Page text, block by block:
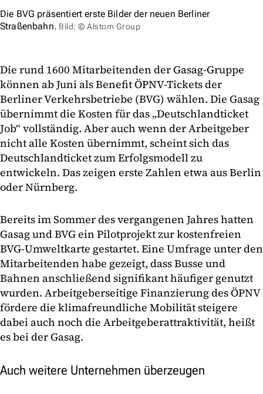
Die BVG präsentiert erste Bilder der neuen Berliner
Straßenbahn. Bild: © Alstom Group
Die rund 1600 Mitarbeitenden der Gasag-Gruppe
können ab Juni als Benefit ÖPNV-Tickets der
Berliner Verkehrsbetriebe (BVG) wählen. Die Gasag
übernimmt die Kosten für das „Deutschlandticket
Job“ vollständig. Aber auch wenn der Arbeitgeber
nicht alle Kosten übernimmt, scheint sich das
Deutschlandticket zum Erfolgsmodell zu
entwickeln. Das zeigen erste Zahlen etwa aus Berlin
oder Nürnberg.
Bereits im Sommer des vergangenen Jahres hatten
Gasag und BVG ein Pilotprojekt zur kostenfreien
BVG-Umweltkarte gestartet. Eine Umfrage unter den
Mitarbeitenden habe gezeigt, dass Busse und
Bahnen anschließend signifikant häufiger genutzt
wurden. Arbeitgeberseitige Finanzierung des ÖPNV
fördere die klimafreundliche Mobilität steigere
dabei auch noch die Arbeitgeberattraktivität, heißt
es bei der Gasag.
Auch weitere Unternehmen überzeugen